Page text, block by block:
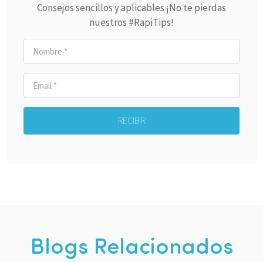
Consejos sencillos y aplicables ¡No te pierdas
nuestros #RapiTips!
RECIBIR
Blogs Relacionados